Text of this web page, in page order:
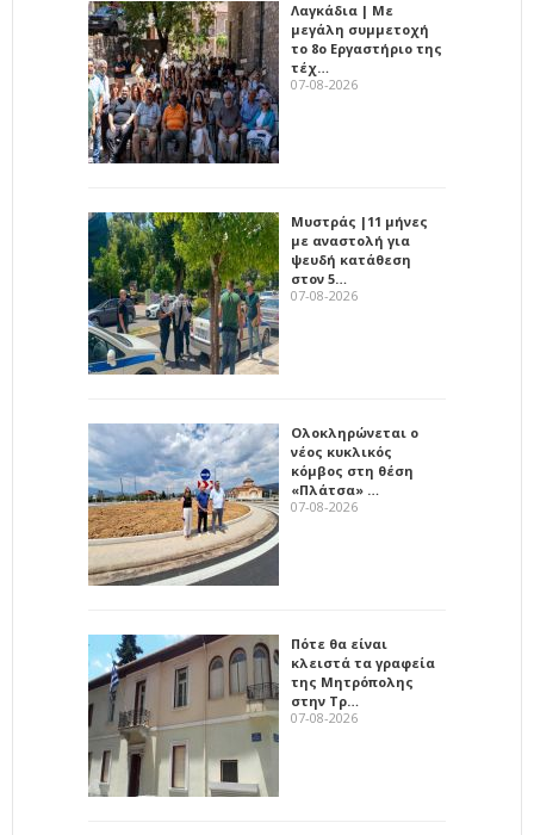
Λαγκάδια | Με
μεγάλη συμμετοχή
το 8ο Εργαστήριο της
τέχ…
07-08-2026
Μυστράς |11 μήνες
με αναστολή για
ψευδή κατάθεση
στον 5…
07-08-2026
Ολοκληρώνεται ο
νέος κυκλικός
κόμβος στη θέση
«Πλάτσα» …
07-08-2026
Πότε θα είναι
κλειστά τα γραφεία
της Μητρόπολης
στην Τρ…
07-08-2026